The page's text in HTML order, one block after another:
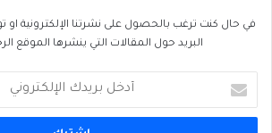
في حال كنت ترغب بالحصول على نشرتنا الإلكترونية او
البريد حول المقالات التي ينشرها الموقع
بريدك
الإلكتروني